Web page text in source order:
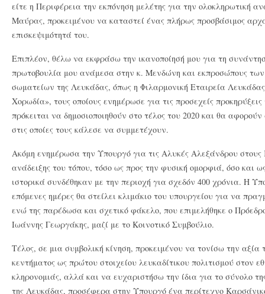
είτε η Περιφέρεια την εκπόνηση μελέτης για την ολοκληρωτική
Μαύρας, προκειμένου να καταστεί ένας πλήρως προσβάσιμος
επισκεψιμότητά του.
Επιπλέον, θέλω να εκφράσω την ικανοποίησή μου για τη
πρωτοβουλία μου ανάμεσα στην κ. Μενδώνη και εκπροσώπους
σωματείων της Λευκάδας, όπως η Φιλαρμονική Εταιρεία
Χορωδία», τους οποίους ενημέρωσε για τις προσεχείς
πρόκειται να δημοσιοποιηθούν στο τέλος του 2020 και θα αφορούν
στις οποίες τους κάλεσε να συμμετέχουν.
Ακόμη ενημέρωσα την Υπουργό για τις Αλυκές Αλεξάνδρου στους
ανάδειξης του τόπου, τόσο ως προς την φυσική ομορφιά, όσο και
ιστορικά συνδέθηκαν με την περιοχή για σχεδόν 400 χρόνια. Η
επόμενες ημέρες θα στείλει κλιμάκιο του υπουργείου για να
ενώ της παρέδωσα και σχετικό φάκελο, που επιμελήθηκε ο
Ιωάννης Γεωργάκης, μαζί με το Κοινοτικό Συμβούλιο.
Τέλος, σε μια συμβολική κίνηση, προκειμένου να τονίσω την αξία
κεντήματος ως πρώτου στοιχείου λευκαδίτικου πολιτισμού στον
κληρονομιάς, αλλά και να ευχαριστήσω την ίδια για το σύνολο
της Λευκάδας, προσέφερα στην Υπουργό ένα περίτεχνο